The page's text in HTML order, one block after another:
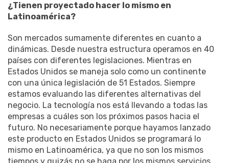
¿Tienen proyectado hacer lo mismo en
Latinoamérica?
Son mercados sumamente diferentes en cuanto a
dinámicas. Desde nuestra estructura operamos en 40
países con diferentes legislaciones. Mientras en
Estados Unidos se maneja solo como un continente
con una única legislación de 51 Estados. Siempre
estamos evaluando las diferentes alternativas del
negocio. La tecnología nos está llevando a todas las
empresas a cuáles son los próximos pasos hacia el
futuro. No necesariamente porque hayamos lanzado
este producto en Estados Unidos se programará lo
mismo en Latinoamérica, ya que no son los mismos